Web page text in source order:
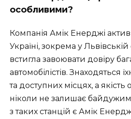
особливими?
Компанія Амік Енерджі
Україні, зокрема у Львівській
встигла завоювати довіру
автомобілістів. Знаходяться
та доступних місцях, а якість
ніколи не залишає
з таких станцій є Амік